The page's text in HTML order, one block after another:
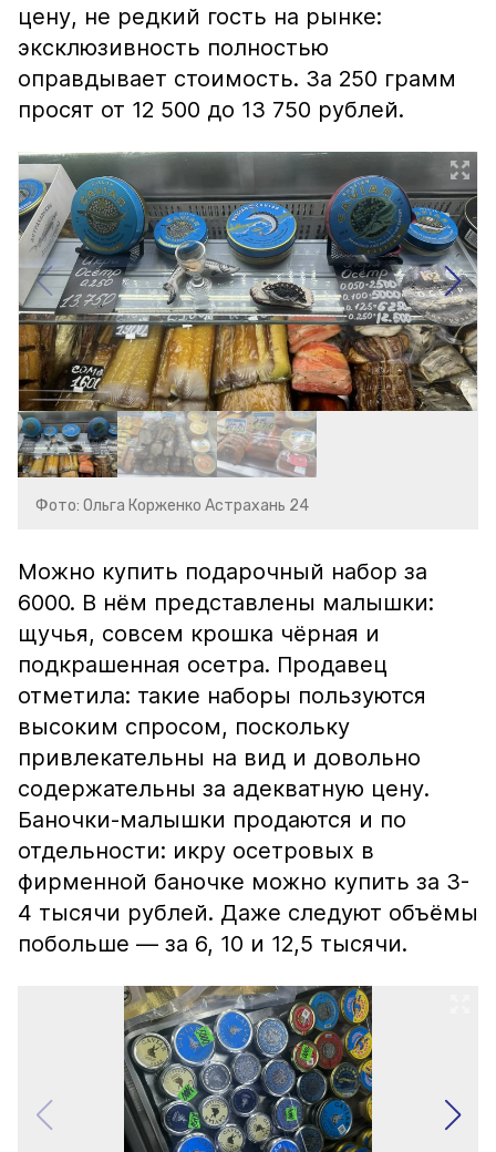
цену, не редкий гость на рынке:
эксклюзивность полностью
оправдывает стоимость. За 250 грамм
просят от 12 500 до 13 750 рублей.
Фото: Ольга Корженко Астрахань 24
Можно купить подарочный набор за
6000. В нём представлены малышки:
щучья, совсем крошка чёрная и
подкрашенная осетра. Продавец
отметила: такие наборы пользуются
высоким спросом, поскольку
привлекательны на вид и довольно
содержательны за адекватную цену.
Баночки-малышки продаются и по
отдельности: икру осетровых в
фирменной баночке можно купить за 3-
4 тысячи рублей. Даже следуют объёмы
побольше — за 6, 10 и 12,5 тысячи.